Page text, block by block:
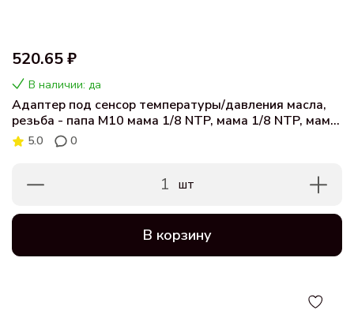
520.65 ₽
В наличии: да
Адаптер под сенсор температуры/давления масла,
резьба - папа M10 мама 1/8 NTP, мама 1/8 NTP, мама
M10
5.0 0
1 шт
В корзину